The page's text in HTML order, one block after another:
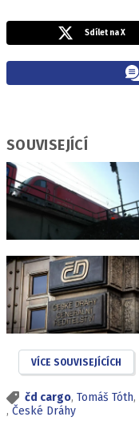
Sdílet na X
SOUVISEJÍCÍ
VÍCE SOUVISEJÍCÍCH
čd cargo, Tomáš Tóth,
, České Dráhy